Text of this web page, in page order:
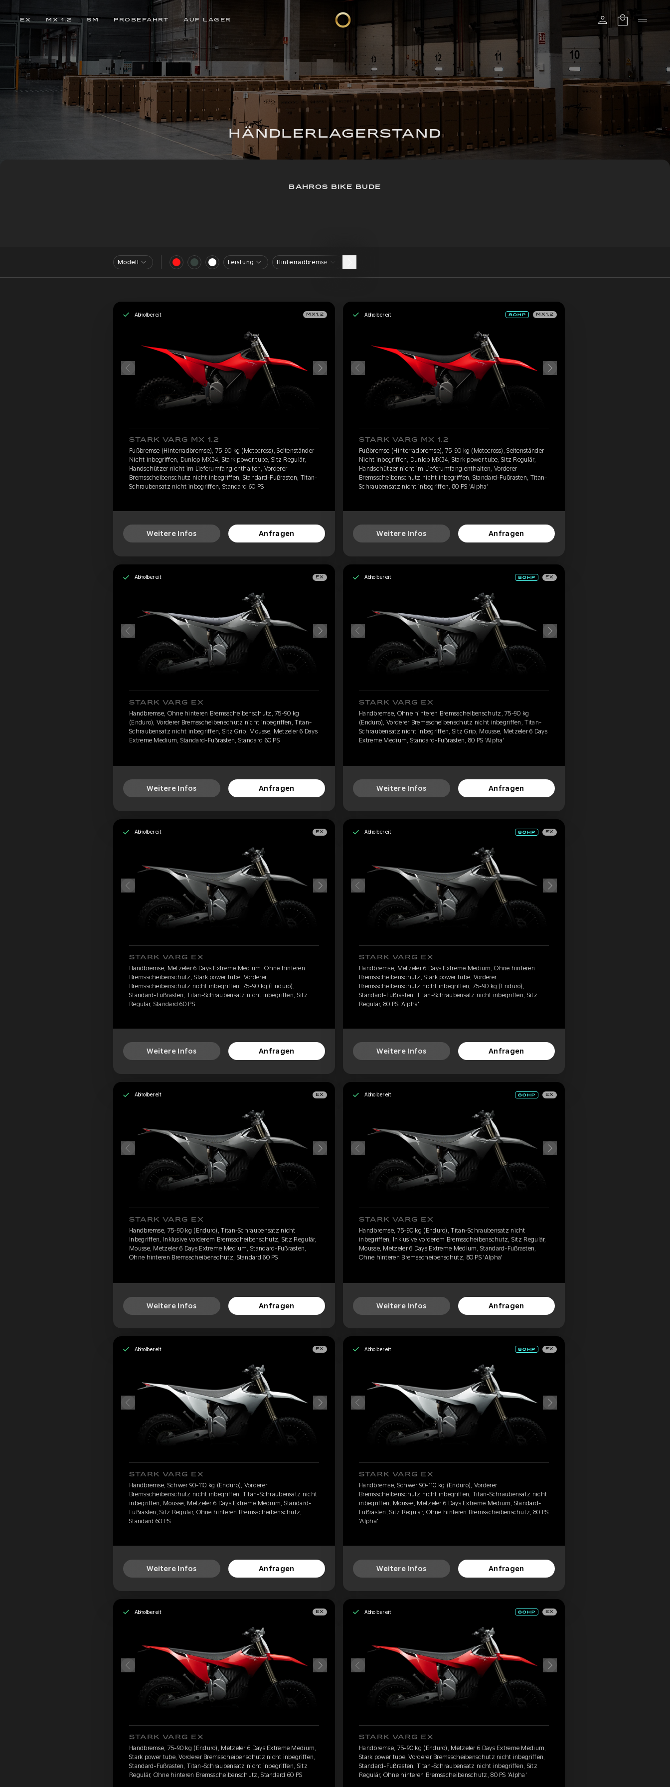
EX MX 1.2 SM PROBEFAHRT AUF LAGER
HÄNDLERLAGERSTAND
BAHROS BIKE BUDE
Modell Leistung Hinterradbremse
Abholbereit MX1.2
STARK VARG MX 1.2
Fußbremse (Hinterradbremse), 75-90 kg (Motocross), Seitenständer
Nicht inbegriffen, Dunlop MX34, Stark power tube, Sitz Regulär,
Handschützer nicht im Lieferumfang enthalten, Vorderer
Bremsscheibenschutz nicht inbegriffen, Standard-Fußrasten, Titan-
Schraubensatz nicht inbegriffen, Standard 60 PS
Weitere Infos Anfragen
Abholbereit MX1.2
STARK VARG MX 1.2
Fußbremse (Hinterradbremse), 75-90 kg (Motocross), Seitenständer
Nicht inbegriffen, Dunlop MX34, Stark power tube, Sitz Regulär,
Handschützer nicht im Lieferumfang enthalten, Vorderer
Bremsscheibenschutz nicht inbegriffen, Standard-Fußrasten, Titan-
Schraubensatz nicht inbegriffen, 80 PS 'Alpha'
Weitere Infos Anfragen
Abholbereit EX
STARK VARG EX
Handbremse, Ohne hinteren Bremsscheibenschutz, 75-90 kg
(Enduro), Vorderer Bremsscheibenschutz nicht inbegriffen, Titan-
Schraubensatz nicht inbegriffen, Sitz Grip, Mousse, Metzeler 6 Days
Extreme Medium, Standard-Fußrasten, Standard 60 PS
Weitere Infos Anfragen
Abholbereit EX
STARK VARG EX
Handbremse, Ohne hinteren Bremsscheibenschutz, 75-90 kg
(Enduro), Vorderer Bremsscheibenschutz nicht inbegriffen, Titan-
Schraubensatz nicht inbegriffen, Sitz Grip, Mousse, Metzeler 6 Days
Extreme Medium, Standard-Fußrasten, 80 PS 'Alpha'
Weitere Infos Anfragen
Abholbereit EX
STARK VARG EX
Handbremse, Metzeler 6 Days Extreme Medium, Ohne hinteren
Bremsscheibenschutz, Stark power tube, Vorderer
Bremsscheibenschutz nicht inbegriffen, 75-90 kg (Enduro),
Standard-Fußrasten, Titan-Schraubensatz nicht inbegriffen, Sitz
Regulär, Standard 60 PS
Weitere Infos Anfragen
Abholbereit EX
STARK VARG EX
Handbremse, Metzeler 6 Days Extreme Medium, Ohne hinteren
Bremsscheibenschutz, Stark power tube, Vorderer
Bremsscheibenschutz nicht inbegriffen, 75-90 kg (Enduro),
Standard-Fußrasten, Titan-Schraubensatz nicht inbegriffen, Sitz
Regulär, 80 PS 'Alpha'
Weitere Infos Anfragen
Abholbereit EX
STARK VARG EX
Handbremse, 75-90 kg (Enduro), Titan-Schraubensatz nicht
inbegriffen, Inklusive vorderem Bremsscheibenschutz, Sitz Regulär,
Mousse, Metzeler 6 Days Extreme Medium, Standard-Fußrasten,
Ohne hinteren Bremsscheibenschutz, Standard 60 PS
Weitere Infos Anfragen
Abholbereit EX
STARK VARG EX
Handbremse, 75-90 kg (Enduro), Titan-Schraubensatz nicht
inbegriffen, Inklusive vorderem Bremsscheibenschutz, Sitz Regulär,
Mousse, Metzeler 6 Days Extreme Medium, Standard-Fußrasten,
Ohne hinteren Bremsscheibenschutz, 80 PS 'Alpha'
Weitere Infos Anfragen
Abholbereit EX
STARK VARG EX
Handbremse, Schwer 90-110 kg (Enduro), Vorderer
Bremsscheibenschutz nicht inbegriffen, Titan-Schraubensatz nicht
inbegriffen, Mousse, Metzeler 6 Days Extreme Medium, Standard-
Fußrasten, Sitz Regulär, Ohne hinteren Bremsscheibenschutz,
Standard 60 PS
Weitere Infos Anfragen
Abholbereit EX
STARK VARG EX
Handbremse, Schwer 90-110 kg (Enduro), Vorderer
Bremsscheibenschutz nicht inbegriffen, Titan-Schraubensatz nicht
inbegriffen, Mousse, Metzeler 6 Days Extreme Medium, Standard-
Fußrasten, Sitz Regulär, Ohne hinteren Bremsscheibenschutz, 80 PS
'Alpha'
Weitere Infos Anfragen
Abholbereit EX
STARK VARG EX
Handbremse, 75-90 kg (Enduro), Metzeler 6 Days Extreme Medium,
Stark power tube, Vorderer Bremsscheibenschutz nicht inbegriffen,
Standard-Fußrasten, Titan-Schraubensatz nicht inbegriffen, Sitz
Regulär, Ohne hinteren Bremsscheibenschutz, Standard 60 PS
Abholbereit EX
STARK VARG EX
Handbremse, 75-90 kg (Enduro), Metzeler 6 Days Extreme Medium,
Stark power tube, Vorderer Bremsscheibenschutz nicht inbegriffen,
Standard-Fußrasten, Titan-Schraubensatz nicht inbegriffen, Sitz
Regulär, Ohne hinteren Bremsscheibenschutz, 80 PS 'Alpha'